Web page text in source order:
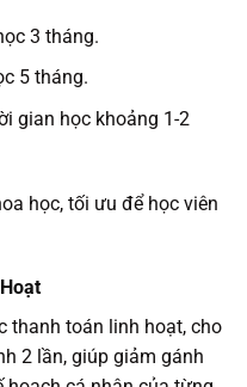
3 tháng.
5 tháng.
gian học khoảng 1-2
học, tối ưu để học viên
thanh toán linh hoạt, cho
2 lần, giúp giảm gánh